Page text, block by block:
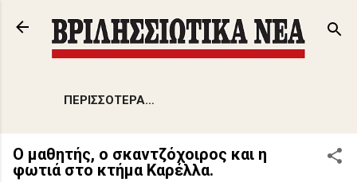
Μετάβαση στο κύριο περιεχόμενο
ΠΕΡΙΣΣΌΤΕΡΑ…
Ο μαθητής, ο σκαντζόχοιρος και η
φωτιά στο κτήμα Καρέλλα.